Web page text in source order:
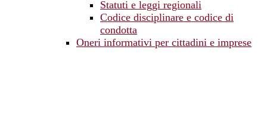
Statuti e leggi regionali
Codice disciplinare e codice di
condotta
Oneri informativi per cittadini e imprese